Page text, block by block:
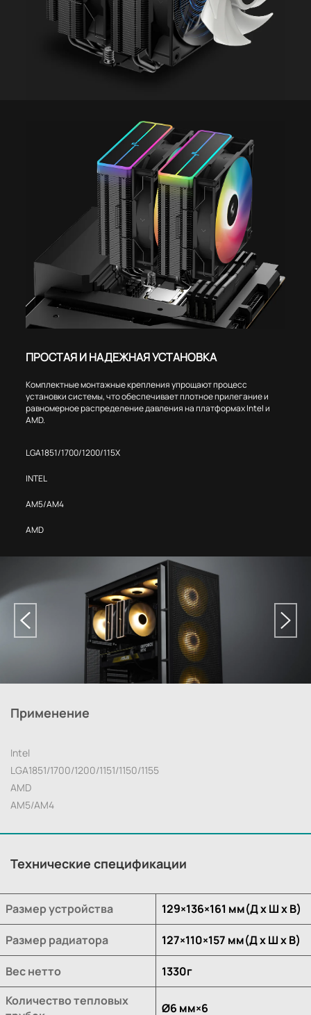
ПРОСТАЯ И НАДЕЖНАЯ УСТАНОВКА
Комплектные монтажные крепления упрощают процесс
установки системы, что обеспечивает плотное прилегание и
равномерное распределение давления на платформах Intel и
AMD.
LGA1851/1700/1200/115X
INTEL
AM5/AM4
AMD
Применение
Intel
LGA1851/1700/1200/1151/1150/1155
AMD
AM5/AM4
Технические спецификации
Размер устройства 129×136×161 мм(Д х Ш х В)
Размер радиатора 127×110×157 мм(Д х Ш х В)
Вес нетто
1330г
Количество тепловых
Ø6 мм×6